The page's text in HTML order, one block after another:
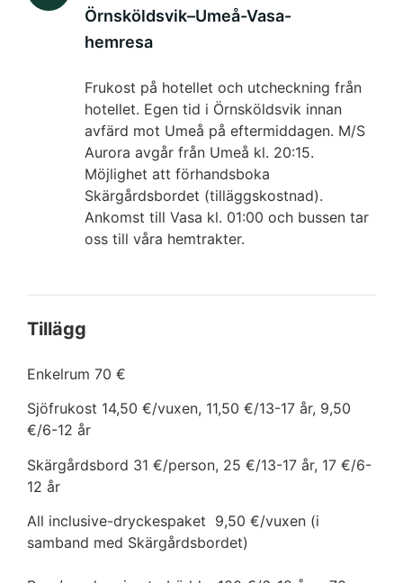
Örnsköldsvik–Umeå-Vasa-
hemresa
Frukost på hotellet och utcheckning från
hotellet. Egen tid i Örnsköldsvik innan
avfärd mot Umeå på eftermiddagen. M/S
Aurora avgår från Umeå kl. 20:15.
Möjlighet att förhandsboka
Skärgårdsbordet (tilläggskostnad).
Ankomst till Vasa kl. 01:00 och bussen tar
oss till våra hemtrakter.
Tillägg
Enkelrum 70 €
Sjöfrukost 14,50 €/vuxen, 11,50 €/13-17 år, 9,50
€/6-12 år
Skärgårdsbord 31 €/person, 25 €/13-17 år, 17 €/6-
12 år
All inclusive-dryckespaket 9,50 €/vuxen (i
samband med Skärgårdsbordet)